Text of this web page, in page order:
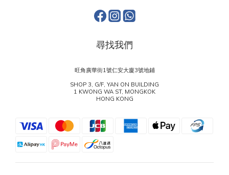
尋找我們
旺角廣華街1號仁安大廈3號地鋪
SHOP 3, G/F, YAN ON BUILDING
1 KWONG WA ST, MONGKOK
HONG KONG